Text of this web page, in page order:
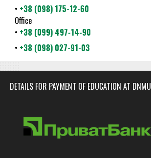
• +38 (098) 175-12-60
Office
• +38 (099) 497-14-90
• +38 (098) 027-91-03
DETAILS FOR PAYMENT OF EDUCATION AT DNMU